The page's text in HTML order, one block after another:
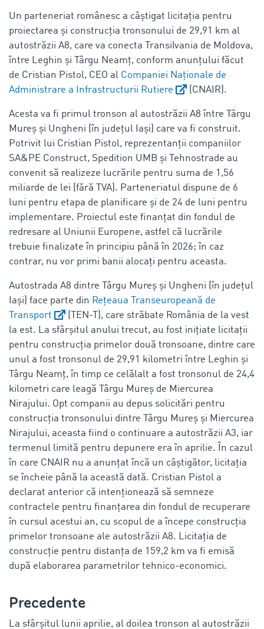
Un parteneriat românesc a câștigat licitația pentru
proiectarea și construcția tronsonului de 29,91 km al
autostrăzii A8, care va conecta Transilvania de Moldova,
între Leghin și Târgu Neamț, conform anunțului făcut
de Cristian Pistol, CEO al Companiei Naționale de
Administrare a Infrastructurii Rutiere
(CNAIR).
Acesta va fi primul tronson al autostrăzii A8 între Târgu
Mureș și Ungheni (în județul Iași) care va fi construit.
Potrivit lui Cristian Pistol, reprezentanții companiilor
SA&PE Construct, Spedition UMB și Tehnostrade au
convenit să realizeze lucrările pentru suma de 1,56
miliarde de lei (fără TVA). Parteneriatul dispune de 6
luni pentru etapa de planificare și de 24 de luni pentru
implementare. Proiectul este finanțat din fondul de
redresare al Uniunii Europene, astfel că lucrările
trebuie finalizate în principiu până în 2026; în caz
contrar, nu vor primi banii alocați pentru aceasta.
Autostrada A8 dintre Târgu Mureș și Ungheni (în județul
Iași) face parte din Rețeaua Transeuropeană de
Transport
(TEN-T), care străbate România de la vest
la est. La sfârșitul anului trecut, au fost inițiate licitații
pentru construcția primelor două tronsoane, dintre care
unul a fost tronsonul de 29,91 kilometri între Leghin și
Târgu Neamț, în timp ce celălalt a fost tronsonul de 24,4
kilometri care leagă Târgu Mureș de Miercurea
Nirajului. Opt companii au depus solicitări pentru
construcția tronsonului dintre Târgu Mureș și Miercurea
Nirajului, aceasta fiind o continuare a autostrăzii A3, iar
termenul limită pentru depunere era în aprilie. În cazul
în care CNAIR nu a anunțat încă un câștigător, licitația
se încheie până la această dată. Cristian Pistol a
declarat anterior că intenționează să semneze
contractele pentru finanțarea din fondul de recuperare
în cursul acestui an, cu scopul de a începe construcția
primelor tronsoane ale autostrăzii A8. Licitația de
construcție pentru distanța de 159,2 km va fi emisă
după elaborarea parametrilor tehnico-economici.
Precedente
La sfârșitul lunii aprilie, al doilea tronson al autostrăzii